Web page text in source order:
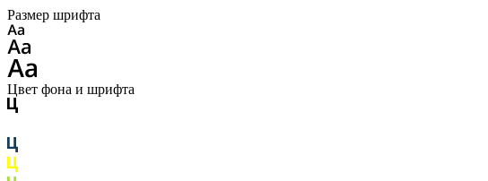
Размер шрифта
Цвет фона и шрифта